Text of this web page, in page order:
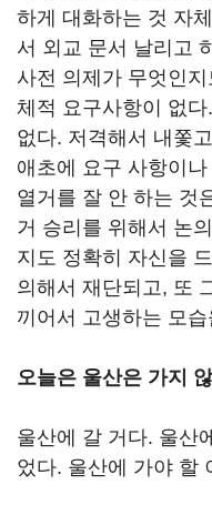
하게 대화하는 것 자
서 외교 문서 날리고
사전 의제가 무엇인
체적 요구사항이 없
없다. 저격해서 내쫓
애초에 요구 사항이
열거를 잘 안 하는 것
거 승리를 위해서 논
지도 정확히 자신을
의해서 재단되고, 또
끼어서 고생하는 모
오늘은 울산은 가지
울산에 갈 거다. 울산
었다. 울산에 가야 할